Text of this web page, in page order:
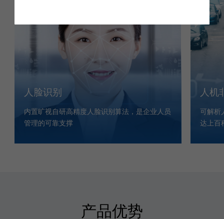
人脸识别
内置旷视自研高精度人脸识别算法，是企业人员
管理的可靠支撑
人机
可解析
达上百
产品优势